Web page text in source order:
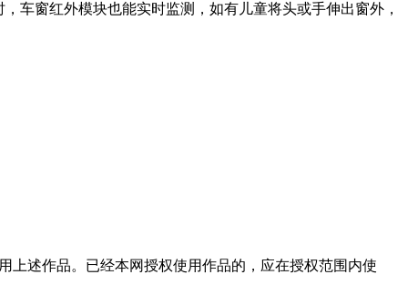
车窗红外模块也能实时监测，如有儿童将头或手伸出窗外，
上述作品。已经本网授权使用作品的，应在授权范围内使